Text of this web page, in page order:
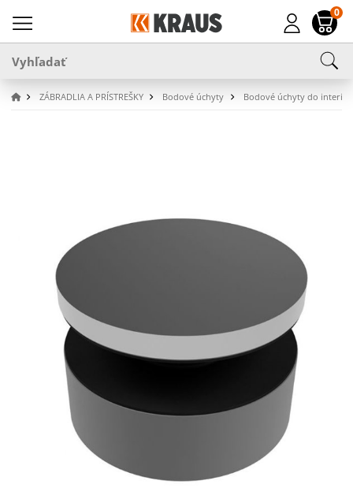
0
ZÁBRADLIA A PRÍSTREŠKY Bodové úchyty Bodové úchyty do